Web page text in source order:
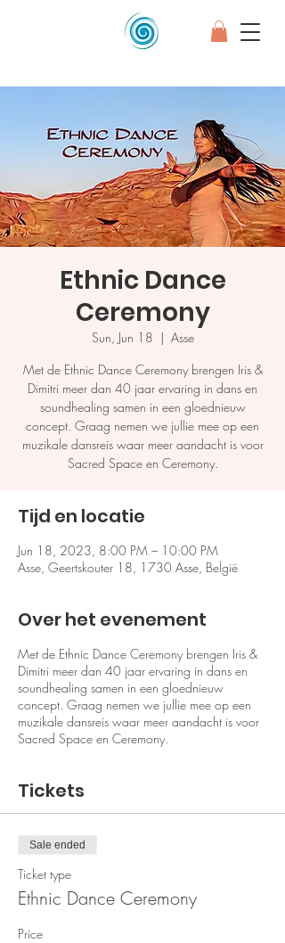
Ethnic Dance
Ceremony
Sun, Jun 18
  |
Asse
Met de Ethnic Dance Ceremony brengen Iris &
Dimitri meer dan 40 jaar ervaring in dans en
soundhealing samen in een gloednieuw
concept. Graag nemen we jullie mee op een
muzikale dansreis waar meer aandacht is voor
Sacred Space en Ceremony.
Tijd en locatie
Jun 18, 2023, 8:00 PM – 10:00 PM
Asse, Geertskouter 18, 1730 Asse, België
Over het evenement
Met de Ethnic Dance Ceremony brengen Iris &
Dimitri meer dan 40 jaar ervaring in dans en
soundhealing samen in een gloednieuw
concept. Graag nemen we jullie mee op een
muzikale dansreis waar meer aandacht is voor
Sacred Space en Ceremony.
Tickets
Sale ended
Ticket type
Ethnic Dance Ceremony
Price